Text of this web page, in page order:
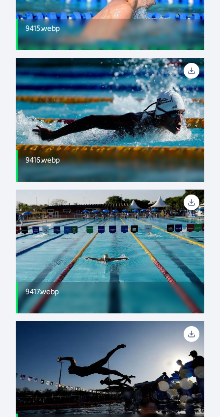
9415.webp
9416.webp
9417.webp